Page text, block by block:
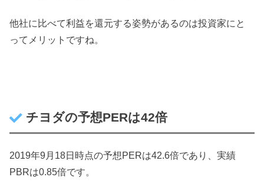
他社に比べて利益を還元する姿勢があるのは投資家にと
ってメリットですね。
チヨダの予想PERは42倍
2019年9月18日時点の予想PERは42.6倍であり、実績
PBRは0.85倍です。